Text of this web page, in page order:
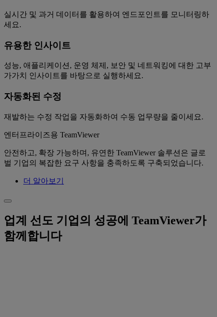
실시간 및 과거 데이터를 활용하여 엔드포인트를 모니터링하
세요.
유용한 인사이트
성능, 애플리케이션, 운영 체제, 보안 및 네트워킹에 대한 고부
가가치 인사이트를 바탕으로 실행하세요.
자동화된 수정
재발하는 수정 작업을 자동화하여 수동 업무량을 줄이세요.
엔터프라이즈용 TeamViewer
안전하고, 확장 가능하며, 유연한 TeamViewer 솔루션은 글로
벌 기업의 복잡한 요구 사항을 충족하도록 구축되었습니다.
더 알아보기
업계 선도 기업의 성공에 TeamViewer가
함께합니다